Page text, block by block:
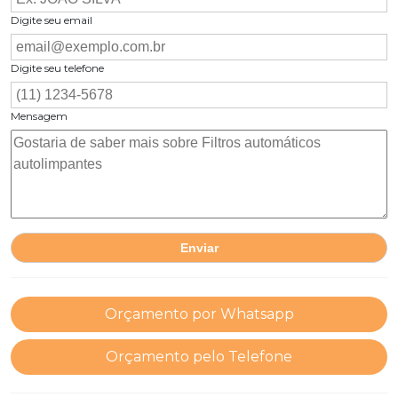
Digite seu email
Digite seu telefone
Mensagem
Orçamento por Whatsapp
Orçamento pelo Telefone